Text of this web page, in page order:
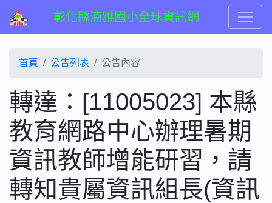
彰化縣湳雅國小全球資訊網
首頁 公告列表 公告內容
轉達：[11005023] 本縣
教育網路中心辦理暑期
資訊教師增能研習，請
轉知貴屬資訊組長(資訊